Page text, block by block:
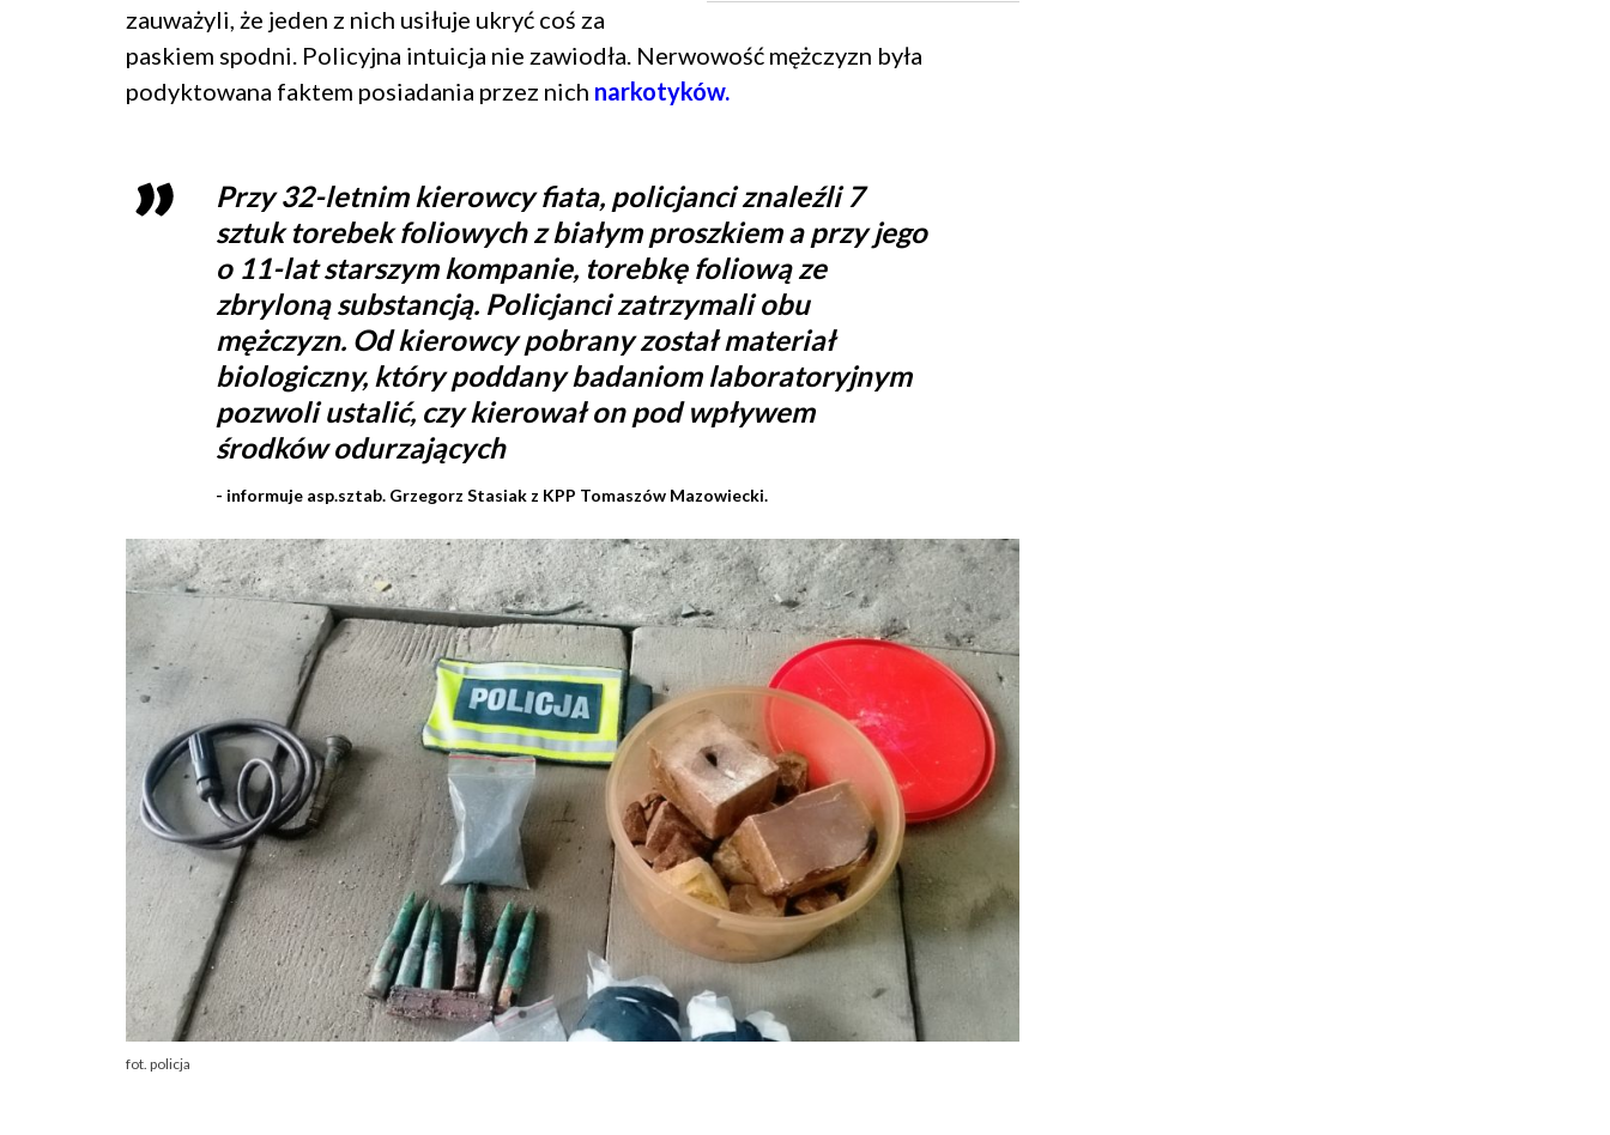
zauważyli, że jeden z nich usiłuje ukryć coś za
paskiem spodni. Policyjna intuicja nie zawiodła. Nerwowość mężczyzn była
podyktowana faktem posiadania przez nich narkotyków.
Przy 32-letnim kierowcy fiata, policjanci znaleźli 7
sztuk torebek foliowych z białym proszkiem a przy jego
o 11-lat starszym kompanie, torebkę foliową ze
zbryloną substancją. Policjanci zatrzymali obu
mężczyzn. Od kierowcy pobrany został materiał
biologiczny, który poddany badaniom laboratoryjnym
pozwoli ustalić, czy kierował on pod wpływem
środków odurzających
- informuje asp.sztab. Grzegorz Stasiak z KPP Tomaszów Mazowiecki.
fot. policja